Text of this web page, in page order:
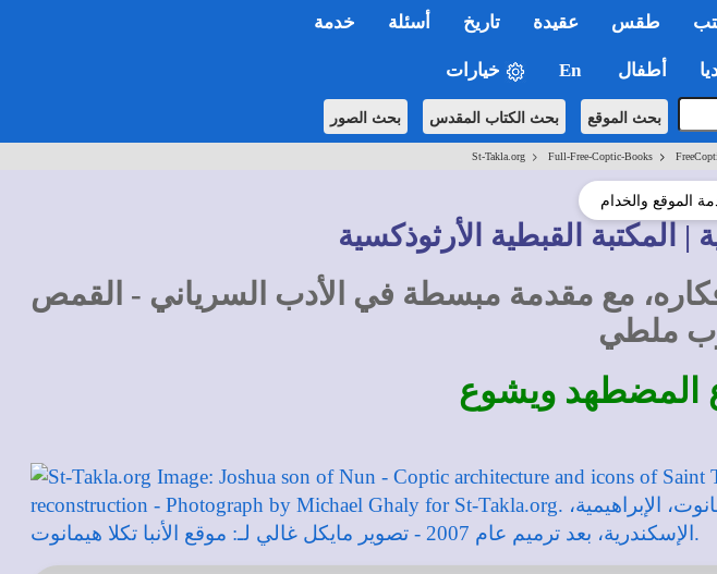
طقس عقيدة تاريخ أسئلة خدمة
أطفال En خيارات
بحث الموقع بحث الكتاب المقدس بحث الصور
St-Takla.org> Full-Free-Coptic-Books>
الموقع والخدام
المكتبة القبطية الأرثوذكسية
مع مقدمة مبسطة في الأدب السرياني - القمص
ملطي
المضطهد ويشوع